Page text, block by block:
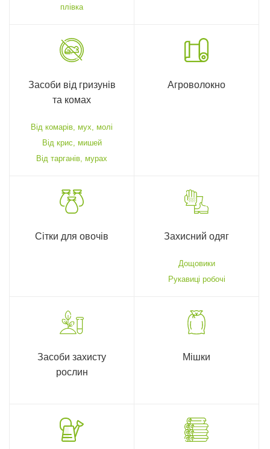
плівка
Засоби від гризунів
та комах
Від комарів, мух, молі
Від крис, мишей
Від тарганів, мурах
Агроволокно
Сітки для овочів Захисний одяг
Дощовики
Рукавиці робочі
Засоби захисту
рослин
Мішки